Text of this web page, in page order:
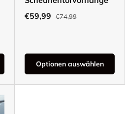
€59,99
€74,99
Optionen auswählen